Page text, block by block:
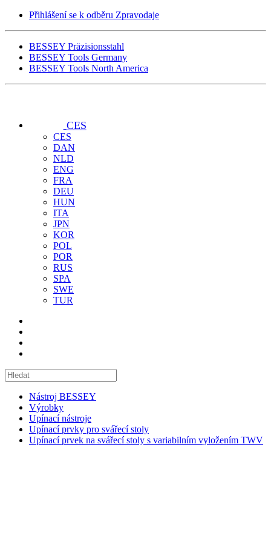
Přihlášení se k odběru Zpravodaje
BESSEY Präzisionsstahl
BESSEY Tools Germany
BESSEY Tools North America
CES
CES
DAN
NLD
ENG
FRA
DEU
HUN
ITA
JPN
KOR
POL
POR
RUS
SPA
SWE
TUR
Nástroj BESSEY
Výrobky
Upínací nástroje
Upínací prvky pro svářecí stoly
Upínací prvek na svářecí stoly s variabilním vyložením TWV